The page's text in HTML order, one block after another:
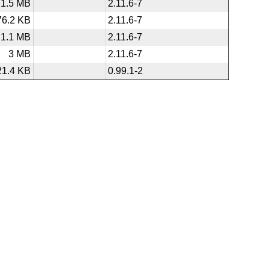
1.5 MB
2.11.6-7
KB
2.11.6-7
1.1 MB
2.11.6-7
3 MB
2.11.6-7
KB
0.99.1-2